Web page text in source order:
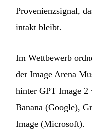
Provenienzsignal,
intakt bleibt.
Im Wettbewerb
der Image Arena
hinter GPT Image
Banana (Google),
Image (Microsoft).